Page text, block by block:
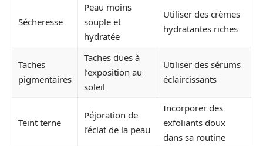
Sécheresse
Peau moins
souple et
hydratée
Utiliser des crèmes
hydratantes riches
Taches
pigmentaires
Taches dues à
l’exposition au
soleil
Utiliser des sérums
éclaircissants
Teint terne
Péjoration de
l’éclat de la peau
Incorporer des
exfoliants doux
dans sa routine